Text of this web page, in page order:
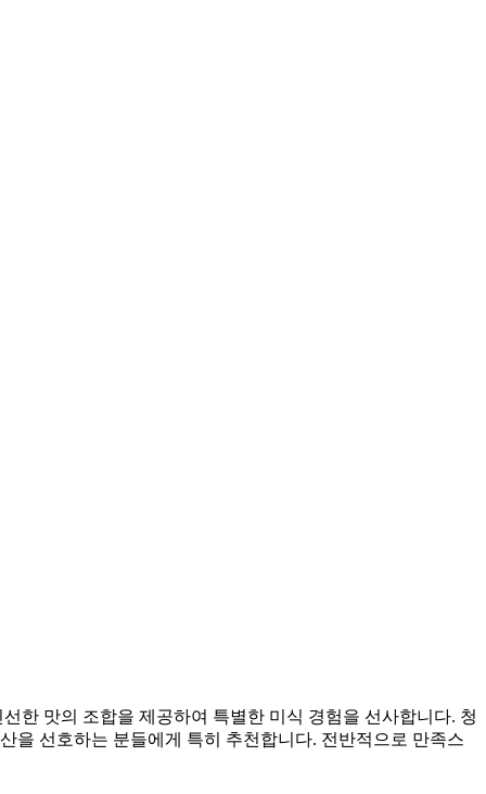
한 맛의 조합을 제공하여 특별한 미식 경험을 선사합니다. 청
을 선호하는 분들에게 특히 추천합니다. 전반적으로 만족스